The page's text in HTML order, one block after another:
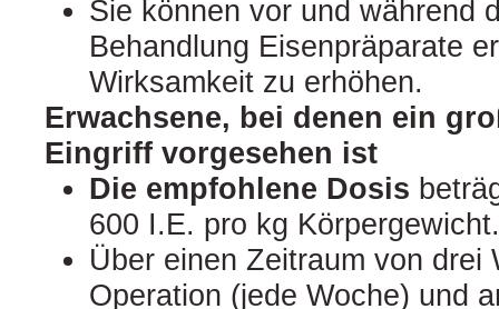
Sie können vor und während
Behandlung Eisenpräparate
Wirksamkeit zu erhöhen.
Erwachsene, bei denen ein
Eingriff vorgesehen ist
Die empfohlene Dosis
600 I.E. pro kg Körpergewicht.
Über einen Zeitraum von drei
Operation (jede Woche) und